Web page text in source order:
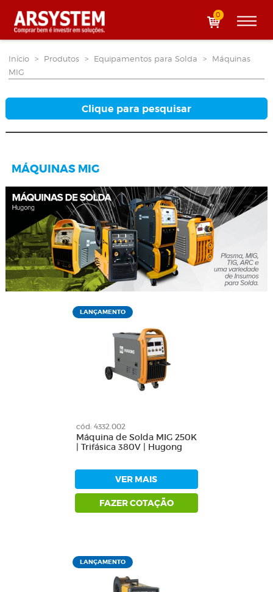
0
Início > Produtos > Equipamentos para Solda >
Máquinas
MIG
Clique para pesquisar
MÁQUINAS MIG
LANÇAMENTO
cód: 4332.002
Máquina de Solda MIG 250K
| Trifásica 380V | Hugong
VER MAIS
FAZER COTAÇÃO
LANÇAMENTO